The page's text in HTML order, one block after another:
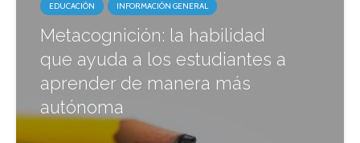
EDUCACIÓN INFORMACIÓN GENERAL
Metacognición: la habilidad
que ayuda a los estudiantes a
aprender de manera más
autónoma